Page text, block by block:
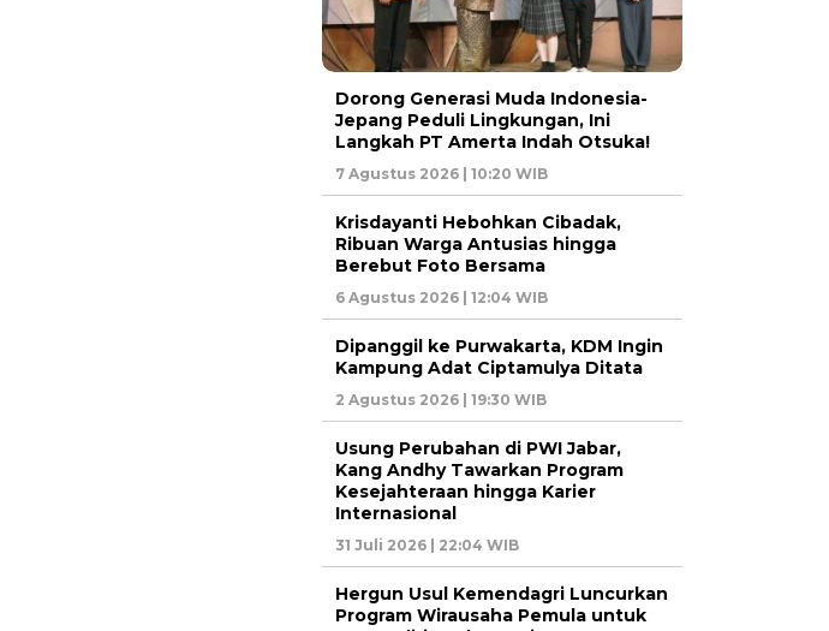
Dorong Generasi Muda Indonesia-
Jepang Peduli Lingkungan, Ini
Langkah PT Amerta Indah Otsuka!
7 Agustus 2026 | 10:20 WIB
Krisdayanti Hebohkan Cibadak,
Ribuan Warga Antusias hingga
Berebut Foto Bersama
6 Agustus 2026 | 12:04 WIB
Dipanggil ke Purwakarta, KDM Ingin
Kampung Adat Ciptamulya Ditata
2 Agustus 2026 | 19:30 WIB
Usung Perubahan di PWI Jabar,
Kang Andhy Tawarkan Program
Kesejahteraan hingga Karier
Internasional
31 Juli 2026 | 22:04 WIB
Hergun Usul Kemendagri Luncurkan
Program Wirausaha Pemula untuk